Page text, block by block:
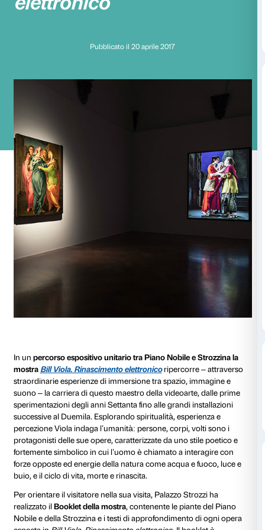
Bill Viola.
elettronico
Pubblicato il 20 aprile 2017